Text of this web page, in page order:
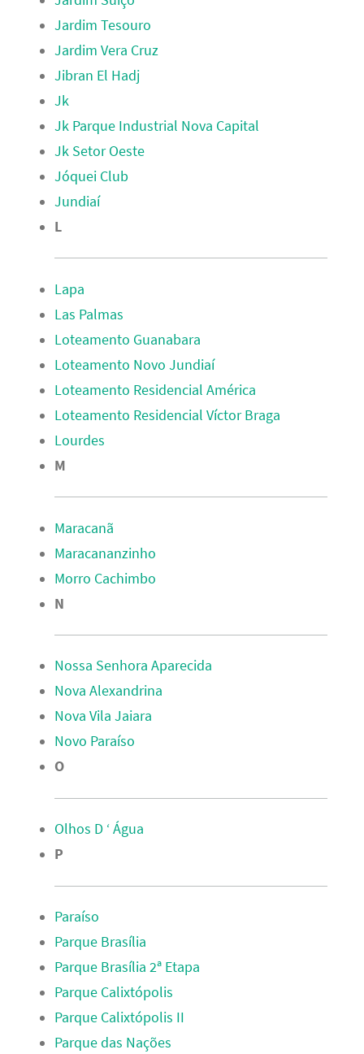
Jardim Tesouro
Jardim Vera Cruz
Jibran El Hadj
Jk
Jk Parque Industrial Nova Capital
Jk Setor Oeste
Jóquei Club
Jundiaí
L
Lapa
Las Palmas
Loteamento Guanabara
Loteamento Novo Jundiaí
Loteamento Residencial América
Loteamento Residencial Víctor Braga
Lourdes
M
Maracanã
Maracananzinho
Morro Cachimbo
N
Nossa Senhora Aparecida
Nova Alexandrina
Nova Vila Jaiara
Novo Paraíso
O
Olhos D ‘ Água
P
Paraíso
Parque Brasília
Parque Brasília 2ª Etapa
Parque Calixtópolis
Parque Calixtópolis II
Parque das Nações